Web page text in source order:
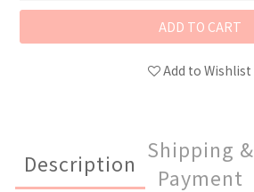
ADD TO CART
Add to Wishlist
Description
Shipping &
Payment